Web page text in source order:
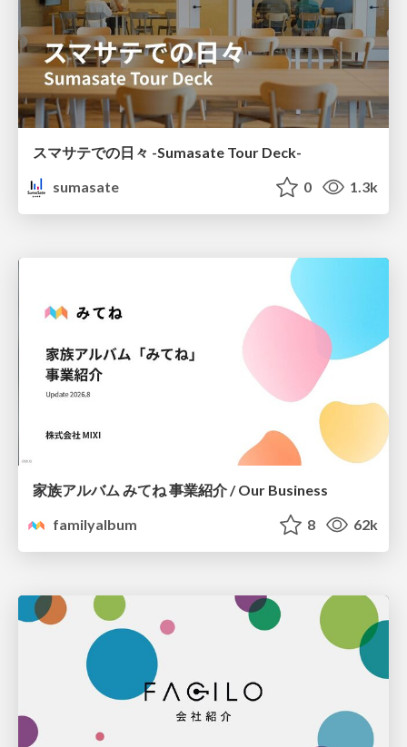
スマサテでの日々 -Sumasate Tour Deck-
sumasate
0 1.3k
家族アルバム みてね 事業紹介 / Our Business
familyalbum
8 62k